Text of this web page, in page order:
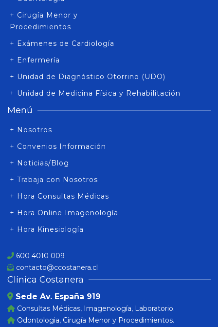
+ Cirugía Menor y
Procedimientos
+ Exámenes de Cardiología
+ Enfermería
+ Unidad de Diagnóstico Otorrino (UDO)
+ Unidad de Medicina Física y Rehabilitación
Menú
+ Nosotros
+ Convenios Información
+ Noticias/Blog
+ Trabaja con Nosotros
+ Hora Consultas Médicas
+ Hora Online Imagenología
+ Hora Kinesiología
600 4010 009
contacto@ccostanera.cl
Clínica Costanera
Sede Av. España 919
Consultas Médicas, Imagenología, Laboratorio.
Odontologia, Cirugía Menor y Procedimientos.